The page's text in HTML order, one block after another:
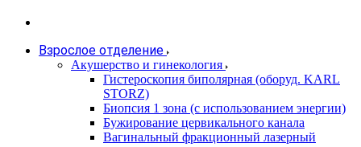
Взрослое отделение
Акушерство и гинекология
Гистероскопия биполярная (оборуд. KARL
STORZ)
Биопсия 1 зона (с использованием энергии)
Бужирование цервикального канала
Вагинальный фракционный лазерный